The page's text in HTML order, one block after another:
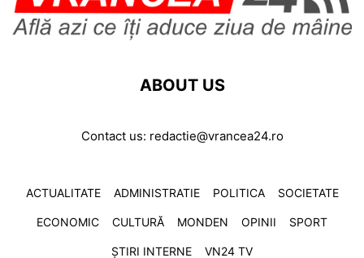
ABOUT US
Contact us: redactie@vrancea24.ro
ACTUALITATE ADMINISTRATIE POLITICA SOCIETATE
ECONOMIC CULTURĂ MONDEN OPINII SPORT
ȘTIRI INTERNE VN24 TV